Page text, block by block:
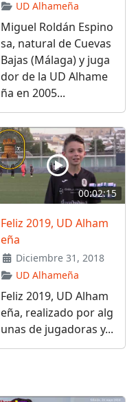
UD Alhameña
Miguel Roldán Espino
sa, natural de Cuevas
Bajas (Málaga) y juga
dor de la UD Alhame
ña en 2005...
00:02:15
Feliz 2019, UD Alham
eña
Diciembre 31, 2018
UD Alhameña
Feliz 2019, UD Alham
eña, realizado por alg
unas de jugadoras y...